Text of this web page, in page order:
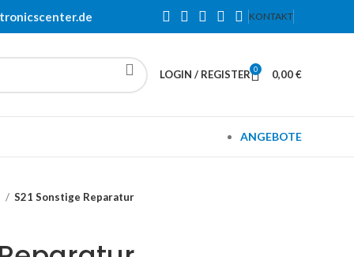
KONTAKT
LOGIN / REGISTER 0 0,00€
ANGEBOTE
S21 Sonstige Reparatur